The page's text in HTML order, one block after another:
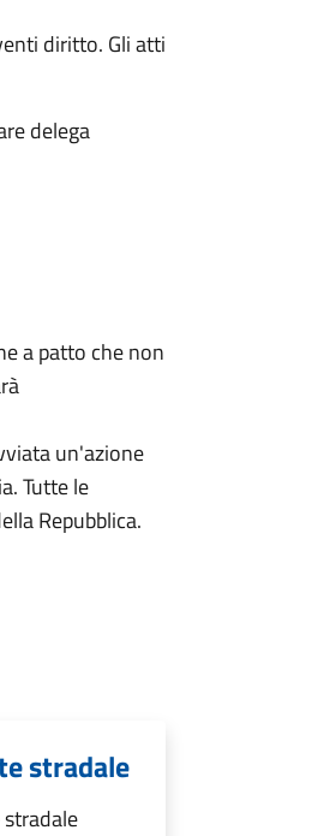
diritto. Gli atti
delega
a patto che non
un'azione
Tutte le
Repubblica.
stradale